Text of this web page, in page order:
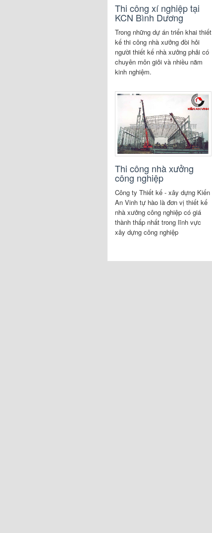
Thi công xí nghiệp tại
KCN Bình Dương
Trong những dự án triển khai thiết
kế thi công nhà xưởng đòi hỏi
người thiết kế nhà xưởng phải có
chuyên môn giỏi và nhiều năm
kinh nghiệm.
Thi công nhà xưởng
công nghiệp
Công ty Thiết kế - xây dựng Kiến
An Vinh tự hào là đơn vị thiết kế
nhà xưởng công nghiệp có giá
thành thấp nhất trong lĩnh vực
xây dựng công nghiệp